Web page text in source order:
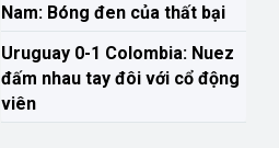
Nam: Bóng đen của thất bại
Uruguay 0-1 Colombia: Nuez
đấm nhau tay đôi với cổ động
viên